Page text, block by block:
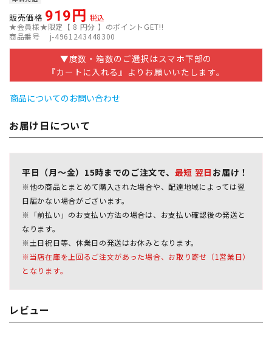
販売価格 919
税込
★会員様★限定【 8 円分 】のポイントGET!!
商品番号
j-4961243448300
▼度数・箱数のご選択はスマホ下部の
『カートに入れる』よりお願いいたします。
商品についてのお問い合わせ
お届け日について
平日（月～金）15時までのご注文で、 最短 翌日 お届け！
※他の商品とまとめて購入された場合や、配達地域によっては翌
日届かない場合がございます。
※「前払い」のお支払い方法の場合は、お支払い確認後の発送と
なります。
※土日祝日等、休業日の発送はお休みとなります。
※当店在庫を上回るご注文があった場合、お取り寄せ（1営業日）
となります。
レビュー